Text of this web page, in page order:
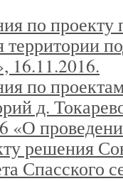
по проекту
16.11.2016.
по
д.
«О
решения
Спасского